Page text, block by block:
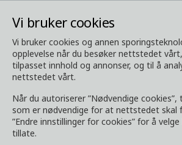
Vi bruker cookies
Vi bruker cookies og annen
opplevelse når du besøker nettstedet
tilpasset innhold og annonser, og til å
nettstedet vårt.
Når du autoriserer ”Nødvendige cookies”,
som er nødvendige for at nettstedet skal
”Endre innstillinger for cookies” for å
tillate.
Media Last ned media
Last ned media